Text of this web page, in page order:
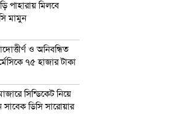
পাহারায় মিলবে
মামুন
ও অনিবন্ধিত
৭৫ হাজার টাকা
সিন্ডিকেট নিয়ে
ডিসি সারোয়ার